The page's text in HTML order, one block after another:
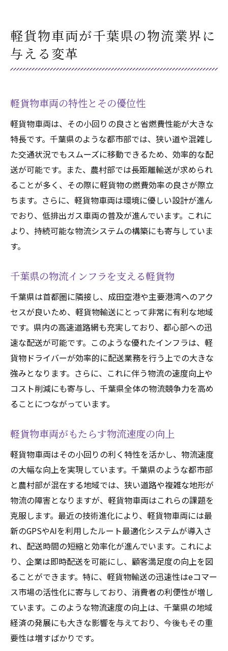
軽貨物車両が千葉県の物流業界に
与える変革
軽貨物車両の特性とその優位性
軽貨物車両は、その小回りの良さと省燃費性能が大きな
特長です。千葉県のような都市部では、狭い道や混雑し
た交通状況でもスムーズに移動できるため、効率的な配
送が可能です。また、農村部では長距離輸送が求められ
ることが多く、その際に軽貨物の燃費効率の良さが際立
ちます。さらに、軽貨物車両は環境に優しい設計が進ん
でおり、低排出ガス車両の普及が進んでいます。これに
より、持続可能な物流システムの構築にも寄与していま
す。
千葉県の物流インフラを支える軽貨物
千葉県は首都圏に隣接し、成田空港や主要港湾へのアク
セスが良いため、軽貨物輸送にとって非常に有利な地域
です。県内の高速道路網も充実しており、都心部への迅
速な配送が可能です。このような優れたインフラは、軽
貨物ドライバーが効率的に配送業務を行う上での大きな
強みとなります。さらに、これに伴う物流の速度向上や
コスト削減にも寄与し、千葉県全体の物流競争力を高め
ることにつながっています。
軽貨物車両がもたらす物流速度の向上
軽貨物車両はその小回りの利く特性を活かし、物流速度
の大幅な向上を実現しています。千葉県のような都市部
と農村部が混在する地域では、狭い道路や複雑な地形が
物流の障害となりますが、軽貨物車両はこれらの課題を
克服します。最近の技術進化により、軽貨物車両には最
新のGPSやAIを利用したルート最適化システムが導入さ
れ、配送時間の短縮と効率化が進んでいます。これによ
り、企業は即時配送を可能にし、顧客満足度の向上を図
ることができます。特に、軽貨物輸送の迅速性はeコマー
ス市場の活性化に寄与しており、消費者の利便性が増し
ています。このような物流速度の向上は、千葉県の地域
経済の発展にも大きな影響を与えており、今後もその重
要性は増すばかりです。